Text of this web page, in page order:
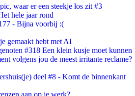
waar er een steekje los zit #3
hele jaar rond
- Bijna voorbij :(
gemaakt hebt met AI
#318 Een klein kusje moet kunnen
volgens jou de meest irritante reclame?
deel #8 - Komt de binnenkant
aan op je werk?